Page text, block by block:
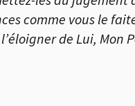
comme vous le
de Lui, Mon